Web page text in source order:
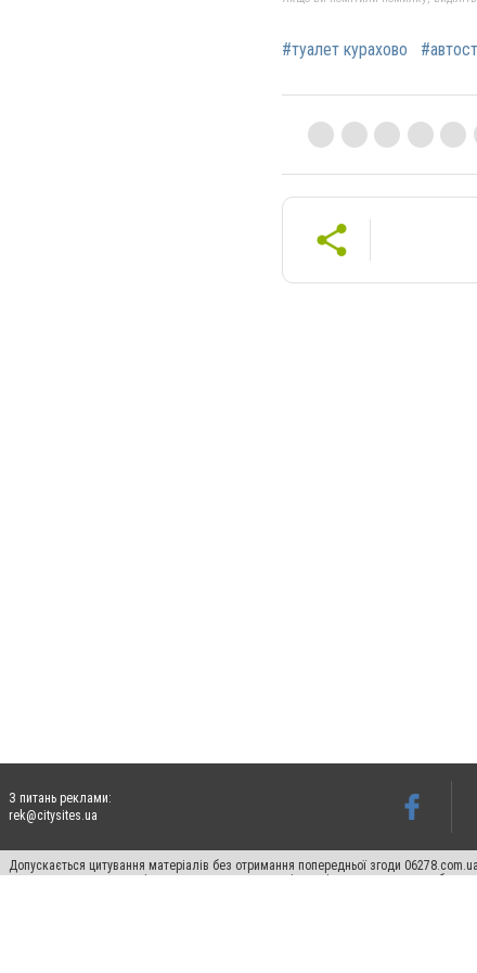
#туалет курахово
З питань реклами:
rek@citysites.ua
Допускається цитування матеріалів без отримання попередньої згоди
для пошукових систем гіперпосилання на цитовані статті не нижче другого